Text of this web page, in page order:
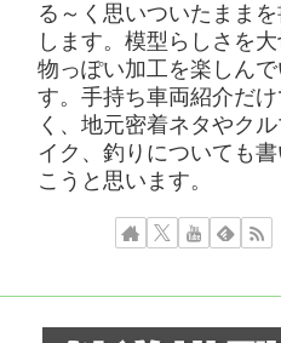
る～く思いついたまま
します。模型らしさを
物っぽい加工を楽しんで
す。手持ち車両紹介だ
く、地元密着ネタやク
イク、釣りについても
こうと思います。